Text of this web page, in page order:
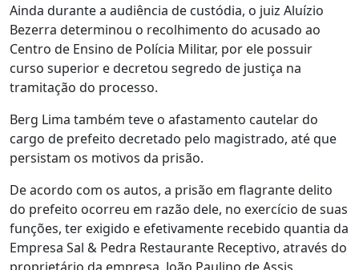
Ainda durante a audiência de custódia, o juiz Aluízio
Bezerra determinou o recolhimento do acusado ao
Centro de Ensino de Polícia Militar, por ele possuir
curso superior e decretou segredo de justiça na
tramitação do processo.
Berg Lima também teve o afastamento cautelar do
cargo de prefeito decretado pelo magistrado, até que
persistam os motivos da prisão.
De acordo com os autos, a prisão em flagrante delito
do prefeito ocorreu em razão dele, no exercício de suas
funções, ter exigido e efetivamente recebido quantia da
Empresa Sal & Pedra Restaurante Receptivo, através do
proprietário da empresa, João Paulino de Assis.